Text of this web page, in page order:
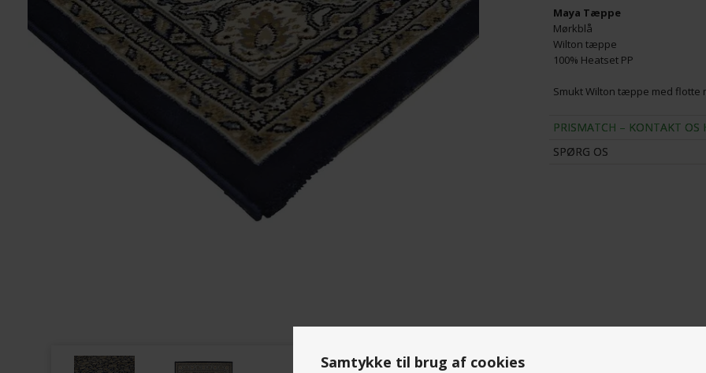
Samtykke til brug af cookies
Maya Tæppe
Mørkblå
Wilton tæppe
100% Heatset PP
Smukt Wilton tæppe med flotte
PRISMATCH – KONTAKT OS
SPØRG OS